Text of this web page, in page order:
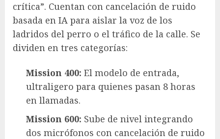
crítica”. Cuentan con cancelación de ruido
basada en IA para aislar la voz de los
ladridos del perro o el tráfico de la calle. Se
dividen en tres categorías:
Mission 400: El modelo de entrada,
ultraligero para quienes pasan 8 horas
en llamadas.
Mission 600: Sube de nivel integrando
dos micrófonos con cancelación de ruido